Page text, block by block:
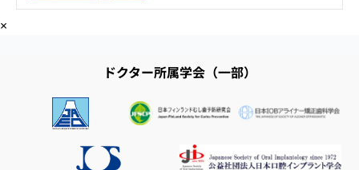
×
ドクター所属学会（一部）